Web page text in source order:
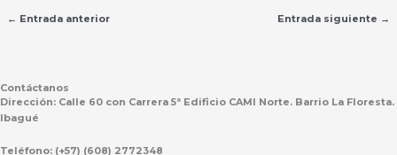
← Entrada anterior Entrada siguiente →
Contáctanos
Dirección: Calle 60 con Carrera 5ª Edificio CAMI Norte. Barrio La Floresta.
Ibagué
Teléfono: (+57) (608) 2772348